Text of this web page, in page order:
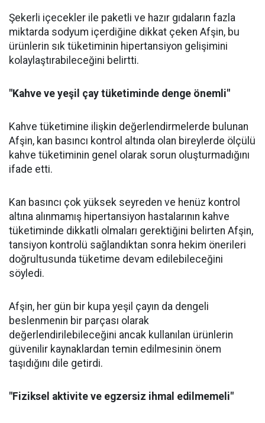
Şekerli içecekler ile paketli ve hazır gıdaların fazla
miktarda sodyum içerdiğine dikkat çeken Afşin, bu
ürünlerin sık tüketiminin hipertansiyon gelişimini
kolaylaştırabileceğini belirtti.
"Kahve ve yeşil çay tüketiminde denge önemli"
Kahve tüketimine ilişkin değerlendirmelerde bulunan
Afşin, kan basıncı kontrol altında olan bireylerde ölçülü
kahve tüketiminin genel olarak sorun oluşturmadığını
ifade etti.
Kan basıncı çok yüksek seyreden ve henüz kontrol
altına alınmamış hipertansiyon hastalarının kahve
tüketiminde dikkatli olmaları gerektiğini belirten Afşin,
tansiyon kontrolü sağlandıktan sonra hekim önerileri
doğrultusunda tüketime devam edilebileceğini
söyledi.
Afşin, her gün bir kupa yeşil çayın da dengeli
beslenmenin bir parçası olarak
değerlendirilebileceğini ancak kullanılan ürünlerin
güvenilir kaynaklardan temin edilmesinin önem
taşıdığını dile getirdi.
"Fiziksel aktivite ve egzersiz ihmal edilmemeli"